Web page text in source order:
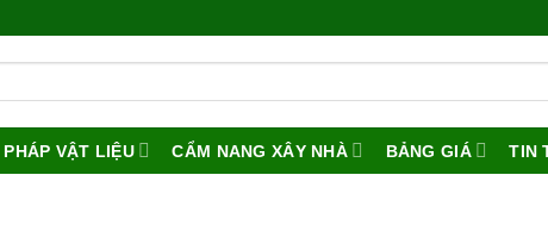
VẬT LIỆU CẨM NANG XÂY NHÀ BẢNG GIÁ TIN